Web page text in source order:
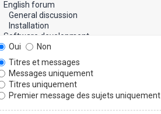
Oui
Non
Titres et messages
Messages uniquement
Titres uniquement
Premier message des sujets uniquement